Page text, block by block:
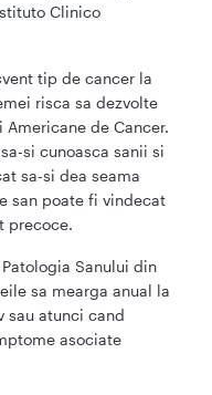
Clinico
tip de cancer la
risca sa dezvolte
de Cancer.
si cunoasca sanii si
sa-si dea seama
san poate fi vindecat
precoce.
Sanului din
sa mearga anual la
sau atunci cand
asociate